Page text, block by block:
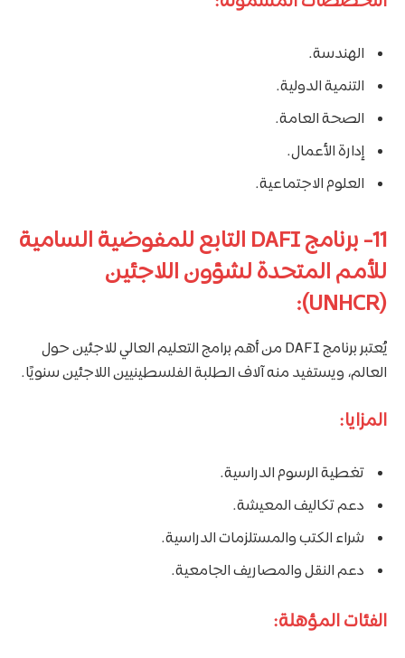
الهندسة.
التنمية الدولية.
الصحة العامة.
إدارة الأعمال.
العلوم الاجتماعية.
11- برنامج DAFI التابع للمفوضية السامية
للأمم المتحدة لشؤون اللاجئين
(UNHCR):
يُعتبر برنامج DAFI من أهم برامج التعليم العالي للاجئين حول
العالم، ويستفيد منه آلاف الطلبة الفلسطينيين اللاجئين سنويًا.
المزايا:
تغطية الرسوم الدراسية.
دعم تكاليف المعيشة.
شراء الكتب والمستلزمات الدراسية.
دعم النقل والمصاريف الجامعية.
الفئات المؤهلة: